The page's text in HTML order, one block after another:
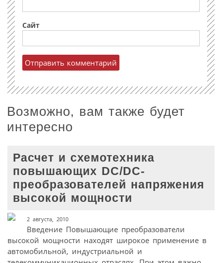
Сайт
Возможно, вам также будет
интересно
Расчет и схемотехника
повышающих DC/DC-
преобразователей напряжения
высокой мощности
2 августа, 2010
Введение Повышающие преобразователи
высокой мощности находят широкое применение в
автомобильной, индустриальной и